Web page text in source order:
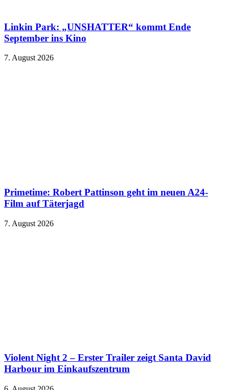
Linkin Park: „UNSHATTER“ kommt Ende
September ins Kino
7. August 2026
Primetime: Robert Pattinson geht im neuen A24-
Film auf Täterjagd
7. August 2026
Violent Night 2 – Erster Trailer zeigt Santa David
Harbour im Einkaufszentrum